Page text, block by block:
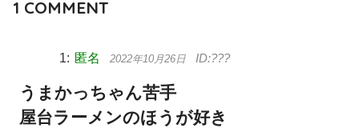
1 COMMENT
匿名 2022年10月26日
うまかっちゃん苦手
屋台ラーメンのほうが好き